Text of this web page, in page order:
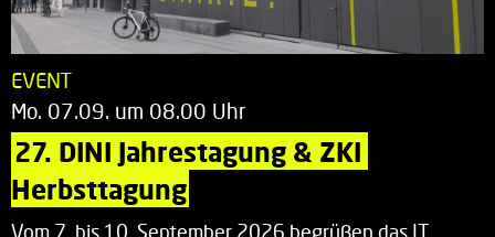
EVENT
Mo. 07.09. um 08.00 Uhr
27. DINI Jahrestagung & ZKI
Herbsttagung
Vom 7. bis 10. September 2026 begrüßen das IT